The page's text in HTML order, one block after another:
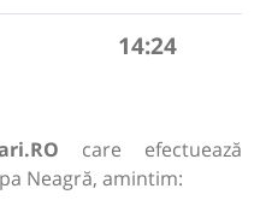
14:24
care efectuează
Neagră, amintim: